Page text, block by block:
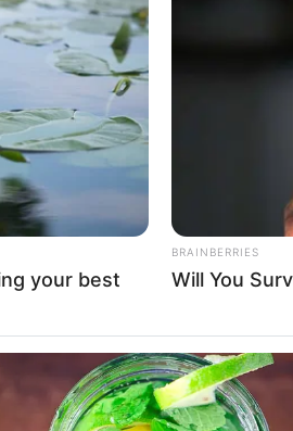
your best
BRAINBERRIES
Will You